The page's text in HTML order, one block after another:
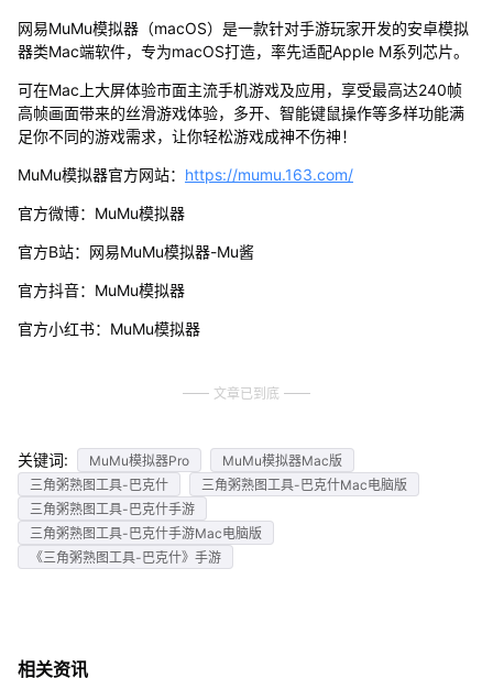
网易MuMu模拟器（macOS）是一款针对手游玩家开发的安卓模拟
器类Mac端软件，专为macOS打造，率先适配Apple M系列芯片。
可在Mac上大屏体验市面主流手机游戏及应用，享受最高达240帧
高帧画面带来的丝滑游戏体验，多开、智能键鼠操作等多样功能满
足你不同的游戏需求，让你轻松游戏成神不伤神！
MuMu模拟器官方网站： https://mumu.163.com/
官方微博：MuMu模拟器
官方B站：网易MuMu模拟器-Mu酱
官方抖音：MuMu模拟器
官方小红书：MuMu模拟器
文章已到底
关键词: MuMu模拟器Pro
MuMu模拟器Mac版
三角粥熟图工具-巴克什
三角粥熟图工具-巴克什Mac电脑版
三角粥熟图工具-巴克什手游
三角粥熟图工具-巴克什手游Mac电脑版
《三角粥熟图工具-巴克什》手游
相关资讯